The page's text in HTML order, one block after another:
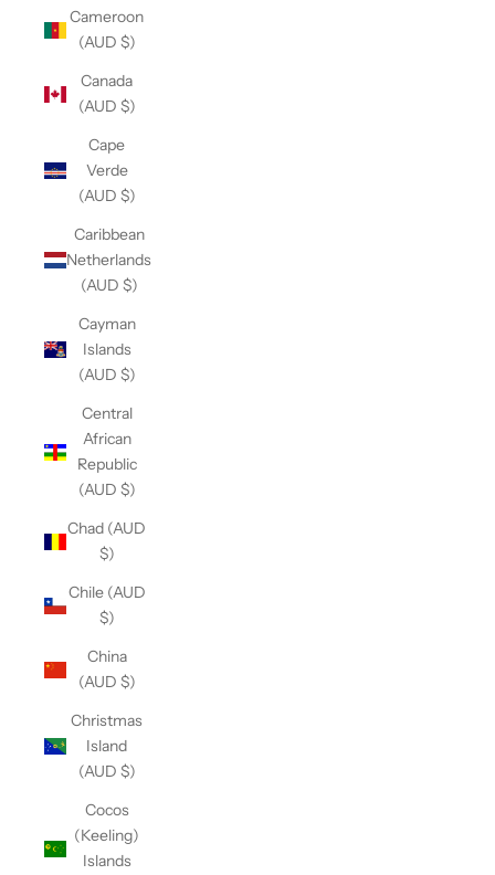
Cameroon
(AUD $)
Canada
(AUD $)
Cape
Verde
(AUD $)
Caribbean
Netherlands
(AUD $)
Cayman
Islands
(AUD $)
Central
African
Republic
(AUD $)
Chad (AUD
$)
Chile (AUD
$)
China
(AUD $)
Christmas
Island
(AUD $)
Cocos
(Keeling)
Islands